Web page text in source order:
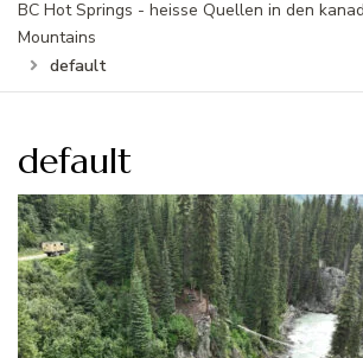
BC Hot Springs - heisse Quellen in den
Mountains
default
default